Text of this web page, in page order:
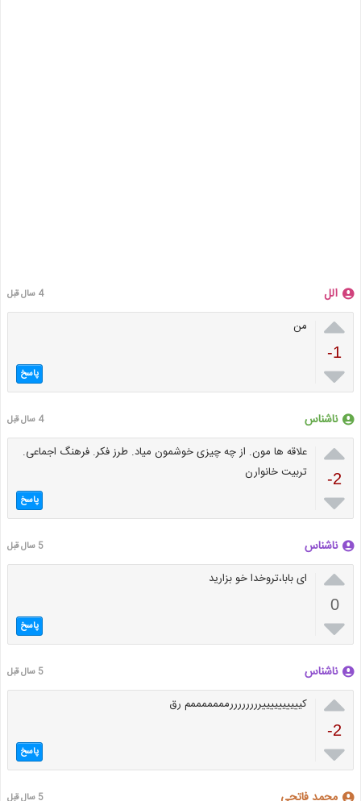
الل 4 سال قبل

-1

من
پاسخ
ناشناس 4 سال قبل

-2

علاقه ها مون. از چه چیزی خوشمون میاد. طرز فکر. فرهنگ اجماعی.
تربیت خانوارن
پاسخ
ناشناس 5 سال قبل

0

ای بابا،تروخدا خو بزارید
پاسخ
ناشناس 5 سال قبل

-2

کییییییییییررررررررمممممممم رق
پاسخ
5 سال قبل